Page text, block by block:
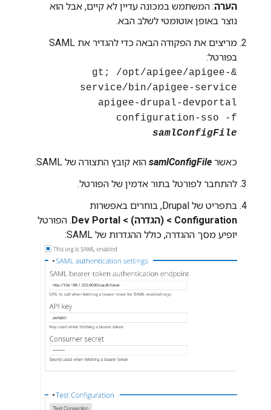
הערה: המשתמש במכונה עדיין לא קיים, אבל הוא
נוצר באופן אוטומטי לשלב הבא.
מריצים את הפקודה הבאה כדי להגדיר את SAML
בפורטל:
&gt; /opt/apigee/apigee-
service/bin/apigee-service
apigee-drupal-devportal
configuration-sso -f
samlConfigFile
כאשר samlConfigFile הוא קובץ התצורה של SAML.
להתחבר לפורטל בתור אדמין של הפורטל.
בתפריט של Drupal, בוחרים באפשרות
Configuration > (הגדרה) > Dev Portal
. הפורטל
יופיע מסך ההגדרה, כולל ההגדרות של SAML: